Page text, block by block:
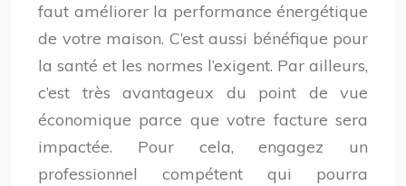
faut améliorer la performance énergétique
de votre maison. C’est aussi bénéfique pour
la santé et les normes l’exigent. Par ailleurs,
c’est très avantageux du point de vue
économique parce que votre facture sera
impactée. Pour cela, engagez un
professionnel compétent qui pourra